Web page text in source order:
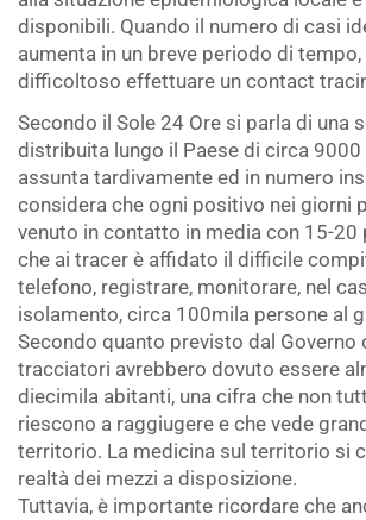
disponibili. Quando il numero di casi
aumenta in un breve periodo di
difficoltoso effettuare un contact
Secondo il Sole 24 Ore si parla di una
distribuita lungo il Paese di circa 9000
assunta tardivamente ed in numero
considera che ogni positivo nei giorni
venuto in contatto in media con 15-20
che ai tracer è affidato il difficile
telefono, registrare, monitorare, nel
isolamento, circa 100mila persone al
Secondo quanto previsto dal Governo
tracciatori avrebbero dovuto essere
diecimila abitanti, una cifra che non
riescono a raggiugere e che vede
territorio. La medicina sul territorio si
realtà dei mezzi a disposizione.
Tuttavia, è importante ricordare che